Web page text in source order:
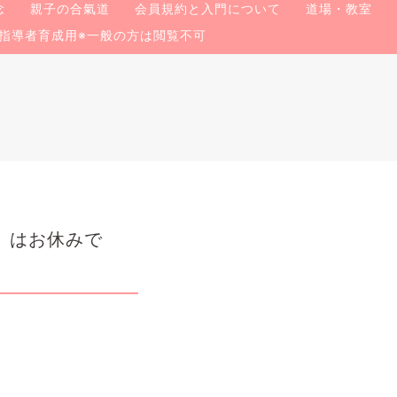
親子の合氣道 会員規約と入門について
道場・教室
導者育成用※一般の方は閲覧不可
はお休みで